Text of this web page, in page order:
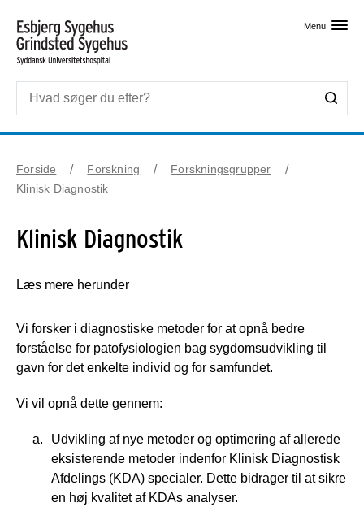
Menu
Forside Forskning
Forskningsgrupper
Klinisk Diagnostik
Klinisk Diagnostik
Læs mere herunder
Vi forsker i diagnostiske metoder for at opnå bedre
forståelse for patofysiologien bag sygdomsudvikling til
gavn for det enkelte individ og for samfundet.
Vi vil opnå dette gennem:
Udvikling af nye metoder og optimering af allerede
eksisterende metoder indenfor Klinisk Diagnostisk
Afdelings (KDA) specialer. Dette bidrager til at sikre
en høj kvalitet af KDAs analyser.